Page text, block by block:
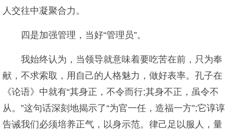
人交往中凝聚合力。
四是加强管理，当好“管理员”。
我始终认为，当领导就意味着要吃苦在前，只为奉
献，不求索取，用自己的人格魅力，做好表率。孔子在
《论语》中就有“其身正，不令而行;其身不正，虽令不
从。”这句话深刻地揭示了“为官一任，造福一方”;它谆谆
告诫我们必须培养正气，以身示范。律己足以服人，量